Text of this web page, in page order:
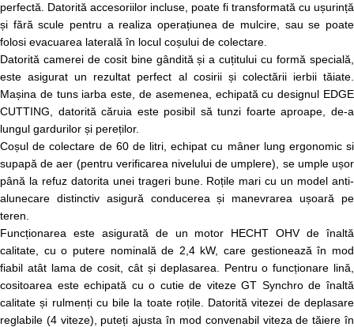
perfectă. Datorită accesoriilor incluse, poate fi transformată cu ușurință
și fără scule pentru a realiza operațiunea de mulcire, sau se poate
folosi evacuarea laterală în locul coșului de colectare.
Datorită camerei de cosit bine gândită și a cuțitului cu formă specială,
este asigurat un rezultat perfect al cosirii și colectării ierbii tăiate.
Mașina de tuns iarba este, de asemenea, echipată cu designul EDGE
CUTTING, datorită căruia este posibil să tunzi foarte aproape, de-a
lungul gardurilor și pereților.
Coșul de colectare de 60 de litri, echipat cu mâner lung ergonomic si
supapă de aer (pentru verificarea nivelului de umplere), se umple ușor
până la refuz datorita unei trageri bune. Roțile mari cu un model anti-
alunecare distinctiv asigură conducerea și manevrarea ușoară pe
teren.
Funcționarea este asigurată de un motor HECHT OHV de înaltă
calitate, cu o putere nominală de 2,4 kW, care gestionează în mod
fiabil atât lama de cosit, cât și deplasarea. Pentru o funcționare lină,
cositoarea este echipată cu o cutie de viteze GT Synchro de înaltă
calitate și rulmenți cu bile la toate roțile. Datorită vitezei de deplasare
reglabile (4 viteze), puteți ajusta în mod convenabil viteza de tăiere în